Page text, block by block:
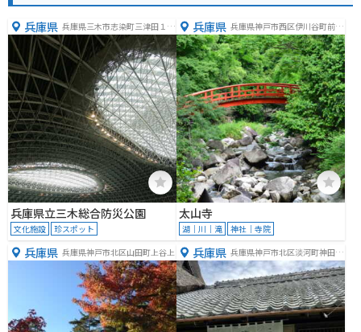
兵庫県 兵庫県三木市志染町三津田１７
０８
兵庫県立三木総合防災公園
文化施設 珍スポット
兵庫県 兵庫県神戸市西区伊川谷町前開
２２４
太山寺
湖｜川｜滝 神社｜寺院
兵庫県 兵庫県神戸市北区山田町上谷上 兵庫県 兵庫県神戸市北区淡河町神田１
４３−２